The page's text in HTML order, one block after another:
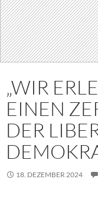
„WIR
EINEN
DER
18. DEZEMBER 2024